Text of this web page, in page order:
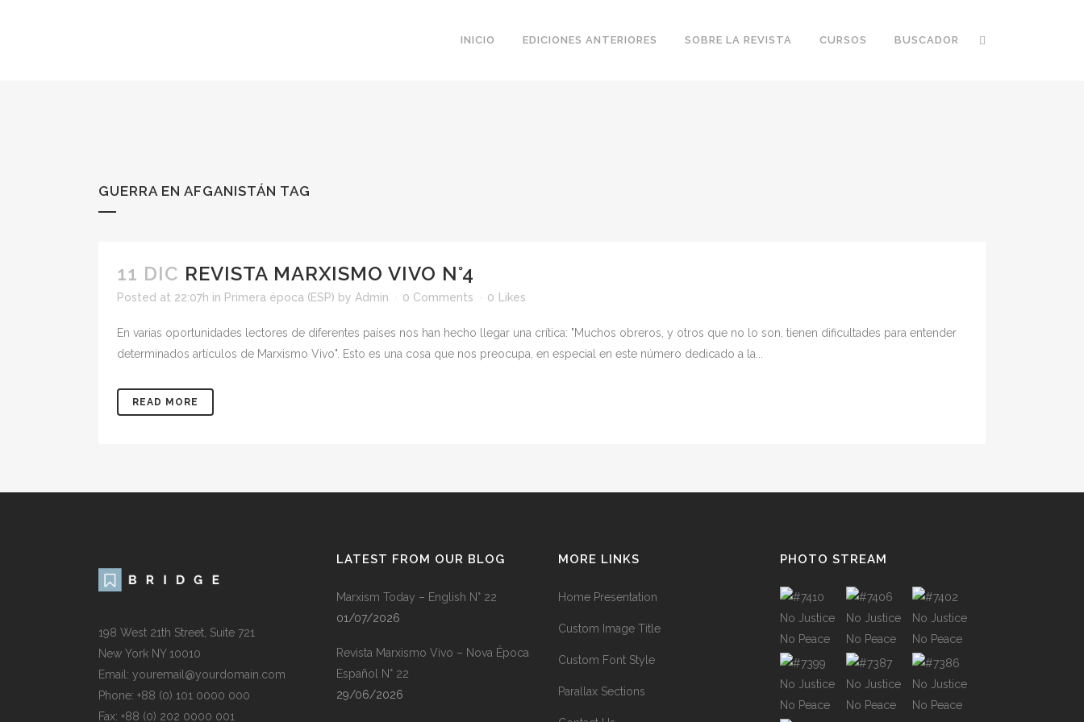
INICIO EDICIONES ANTERIORES SOBRE LA REVISTA CURSOS BUSCADOR
GUERRA EN AFGANISTÁN TAG
11 DIC REVISTA MARXISMO VIVO N°4
Posted at 22:07h in Primera época (ESP) by Admin 0 Comments 0 Likes
En varias oportunidades lectores de diferentes países nos han hecho llegar una crítica: "Muchos obreros, y otros que no lo son, tienen dificultades para entender
determinados artículos de Marxismo Vivo". Esto es una cosa que nos preocupa, en especial en este número dedicado a la...
READ MORE
198 West 21th Street, Suite 721
New York NY 10010
Email: youremail@yourdomain.com
Phone: +88 (0) 101 0000 000
Fax: +88 (0) 202 0000 001
LATEST FROM OUR BLOG
Marxism Today – English N° 22
01/07/2026
Revista Marxismo Vivo – Nova Época
Español N° 22
29/06/2026
MORE LINKS
Home Presentation
Custom Image Title
Custom Font Style
Parallax Sections
PHOTO STREAM